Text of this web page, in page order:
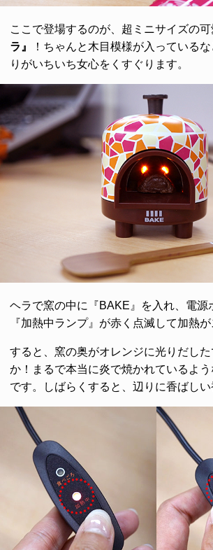
ここで登場するのが、超ミニサイズの可
ラ』
！ちゃんと木目模様が入っている
りがいちいち女心をくすぐります。
ヘラで窯の中に『BAKE』を入れ、電源
『加熱中ランプ』が赤く点滅して加熱が
すると、窯の奥がオレンジに光りだし
か！まるで本当に炎で焼かれているよ
です。しばらくすると、辺りに香ばし